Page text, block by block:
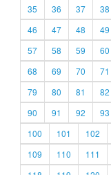
35
36 37 38
46
47 48 49
57
58 59 60
68
69 70 71
79
80 81 82
90
91 92 93
100
101 102
109
110 111